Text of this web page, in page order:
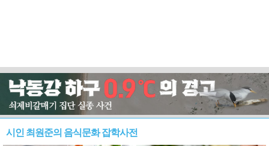
시인 최원준의 음식문화 잡학사전